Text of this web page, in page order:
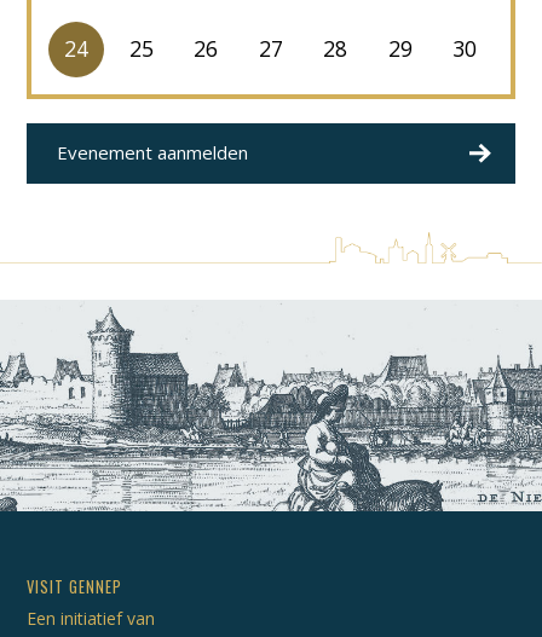
24 25 26 27 28 29 30
Evenement aanmelden
VISIT GENNEP
Een initiatief van